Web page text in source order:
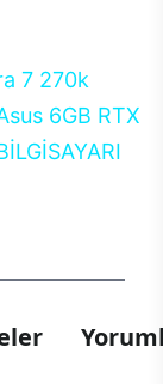
7 270k
6GB RTX